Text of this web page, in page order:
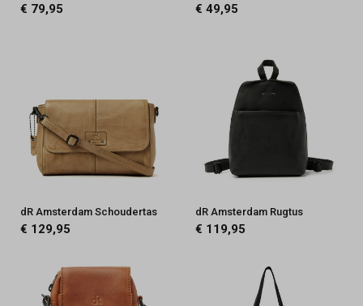
€ 79,95 € 49,95
dR Amsterdam Schoudertas
€ 129,95
dR Amsterdam Rugtus
€ 119,95